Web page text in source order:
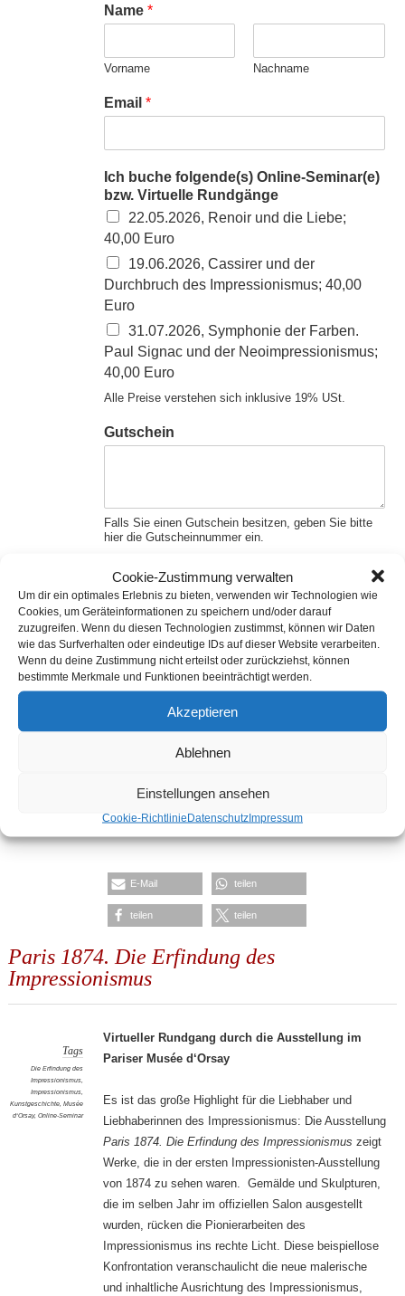
Cookie-Zustimmung verwalten
Um dir ein optimales Erlebnis zu bieten, verwenden wir Technologien wie
Cookies, um Geräteinformationen zu speichern und/oder darauf
zuzugreifen. Wenn du diesen Technologien zustimmst, können wir Daten
wie das Surfverhalten oder eindeutige IDs auf dieser Website verarbeiten.
Wenn du deine Zustimmung nicht erteilst oder zurückziehst, können
bestimmte Merkmale und Funktionen beeinträchtigt werden.
Akzeptieren
Ablehnen
Einstellungen ansehen
Cookie-RichtlinieDatenschutzImpressum
Name *
Vorname Nachname
Email *
Ich buche folgende(s) Online-Seminar(e)
bzw. Virtuelle Rundgänge
22.05.2026, Renoir und die Liebe;
40,00 Euro
19.06.2026, Cassirer und der
Durchbruch des Impressionismus; 40,00
Euro
31.07.2026, Symphonie der Farben.
Paul Signac und der Neoimpressionismus;
40,00 Euro
Alle Preise verstehen sich inklusive 19% USt.
Gutschein
Falls Sie einen Gutschein besitzen, geben Sie bitte
hier die Gutscheinnummer ein.
Datenschutzhinweise*
Ich bin mit der Speicherung meiner
Daten einverstanden.
Für die Kaufabwicklung, die Bereitstellung der
Zugangsdaten für das Online-Seminar und den
Anforderungen der steuerrechtlichen Vorgaben ist
erforderlich.
Senden
E-Mail teilen
teilen teilen
Paris 1874. Die Erfindung des
Impressionismus
Tags
Die Erfindung des
Impressionismus,
Impressionismus,
Kunstgeschichte, Musée
d‘Orsay, Online-Seminar
Virtueller Rundgang durch die Ausstellung im
Pariser Musée d‘Orsay
Es ist das große Highlight für die Liebhaber und
Liebhaberinnen des Impressionismus: Die Ausstellung
Paris 1874. Die Erfindung des Impressionismus zeigt
Werke, die in der ersten Impressionisten-Ausstellung
von 1874 zu sehen waren. Gemälde und Skulpturen,
die im selben Jahr im offiziellen Salon ausgestellt
wurden, rücken die Pionierarbeiten des
Impressionismus ins rechte Licht. Diese beispiellose
Konfrontation veranschaulicht die neue malerische
und inhaltliche Ausrichtung des Impressionismus,